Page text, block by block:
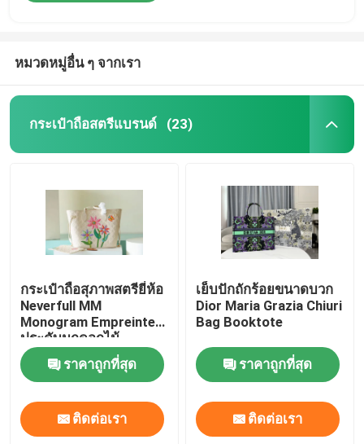
หมวดหมู่อื่น ๆ จากเรา
กระเป๋าถือสตรีแบรนด์ (23)
กระเป๋าถือสุภาพสตรียี่ห้อ
Neverfull MM
Monogram Empreinte
ประดับมุกดอกไม้
ราคาถูกที่สุด
ติดต่อเรา
เย็บปักถักร้อยขนาดบวก
Dior Maria Grazia Chiuri
Bag Booktote
ราคาถูกที่สุด
ติดต่อเรา